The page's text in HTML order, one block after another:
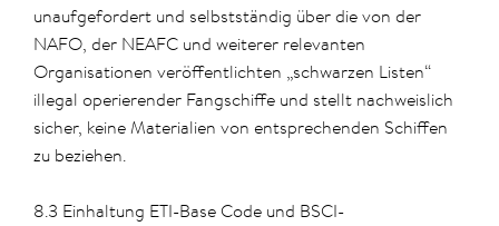
unaufgefordert und selbstständig über die von der
NAFO, der NEAFC und weiterer relevanten
Organisationen veröffentlichten „schwarzen Listen“
illegal operierender Fangschiffe und stellt nachweislich
sicher, keine Materialien von entsprechenden Schiffen
zu beziehen.
8.3 Einhaltung ETI-Base Code und BSCI-